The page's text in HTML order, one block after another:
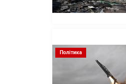
Політика